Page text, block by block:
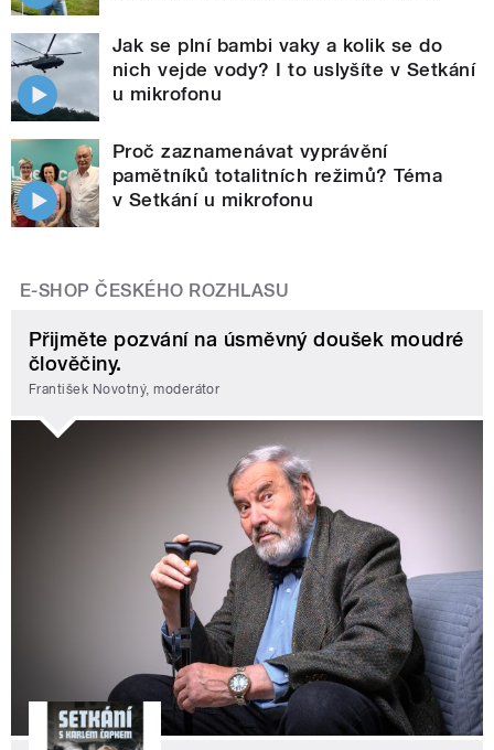
Jak se plní bambi vaky a kolik se do
nich vejde vody? I to uslyšíte v Setkání
u mikrofonu
Proč zaznamenávat vyprávění
pamětníků totalitních režimů? Téma
v Setkání u mikrofonu
E-SHOP ČESKÉHO ROZHLASU
Přijměte pozvání na úsměvný doušek moudré
člověčiny.
František Novotný, moderátor